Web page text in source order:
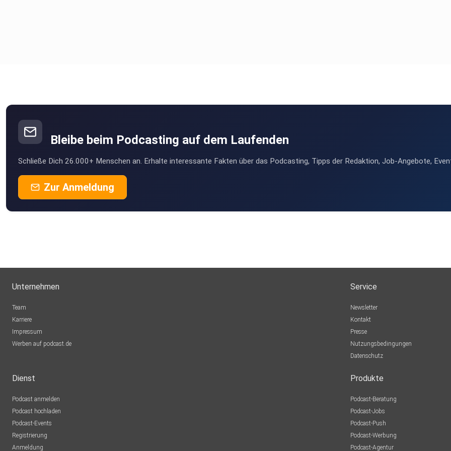
Bleibe beim Podcasting auf dem Laufenden
Schließe Dich 26.000+ Menschen an. Erhalte interessante Fakten über das Podcasting, Tipps der Redaktion, Job-Angebote,
Zur Anmeldung
Unternehmen
Team
Karriere
Impressum
Werben auf podcast.de
Service
Newsletter
Kontakt
Presse
Nutzungsbedingungen
Datenschutz
Dienst
Podcast anmelden
Podcast hochladen
Podcast-Events
Registrierung
Anmeldung
Produkte
Podcast-Beratung
Podcast-Jobs
Podcast-Push
Podcast-Werbung
Podcast-Agentur